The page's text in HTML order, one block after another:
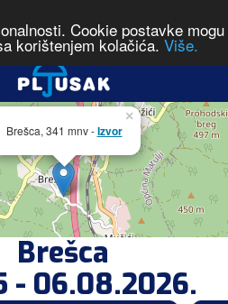
Cookie postavke
korištenjem kolačića. Više.
Brešca, 341 mnv -Izvor
×
Brešca
- 06.08.2026.